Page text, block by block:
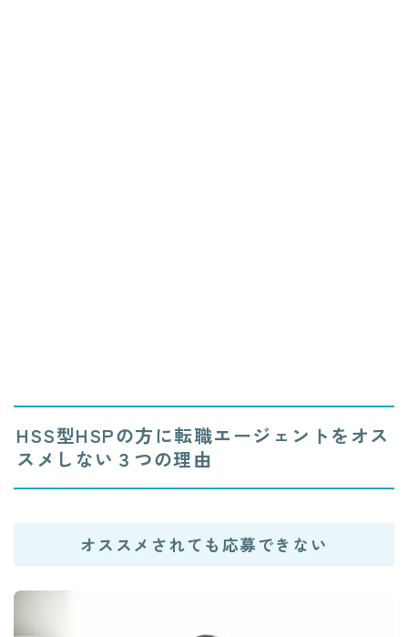
HSS型HSPの方に転職エージェントをオス
スメしない３つの理由
オススメされても応募できない